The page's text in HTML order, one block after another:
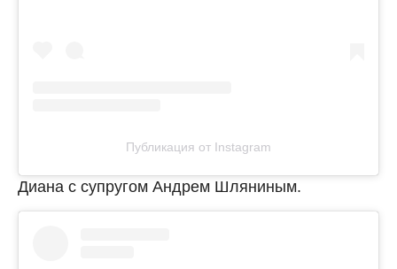
Публикация от Instagram
Диана с супругом Андрем Шляниным.